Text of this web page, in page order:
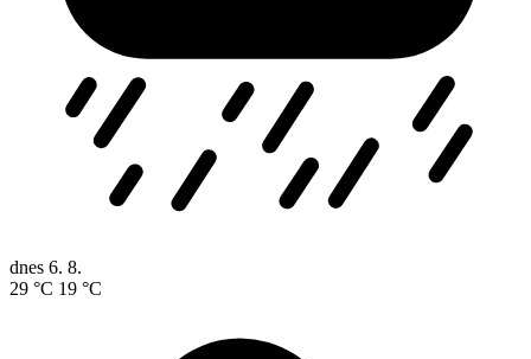
dnes 6. 8.
29 °C 19 °C